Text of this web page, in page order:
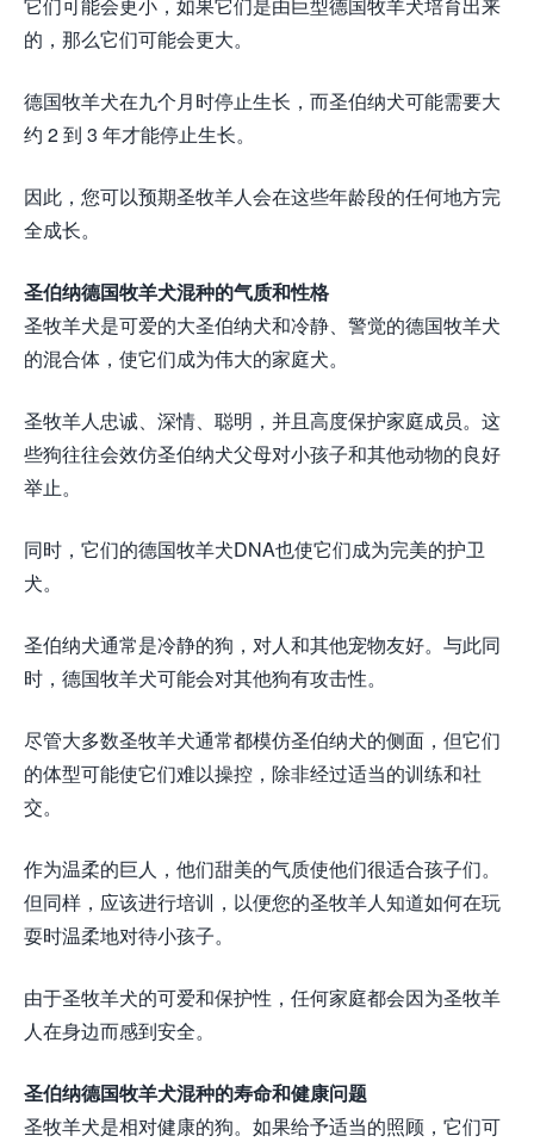
它们可能会更小，如果它们是由巨型德国牧羊犬培育出来
的，那么它们可能会更大。
德国牧羊犬在九个月时停止生长，而圣伯纳犬可能需要大
约 2 到 3 年才能停止生长。
因此，您可以预期圣牧羊人会在这些年龄段的任何地方完
全成长。
圣伯纳德国牧羊犬混种的气质和性格
圣牧羊犬是可爱的大圣伯纳犬和冷静、警觉的德国牧羊犬
的混合体，使它们成为伟大的家庭犬。
圣牧羊人忠诚、深情、聪明，并且高度保护家庭成员。这
些狗往往会效仿圣伯纳犬父母对小孩子和其他动物的良好
举止。
同时，它们的德国牧羊犬DNA也使它们成为完美的护卫
犬。
圣伯纳犬通常是冷静的狗，对人和其他宠物友好。与此同
时，德国牧羊犬可能会对其他狗有攻击性。
尽管大多数圣牧羊犬通常都模仿圣伯纳犬的侧面，但它们
的体型可能使它们难以操控，除非经过适当的训练和社
交。
作为温柔的巨人，他们甜美的气质使他们很适合孩子们。
但同样，应该进行培训，以便您的圣牧羊人知道如何在玩
耍时温柔地对待小孩子。
由于圣牧羊犬的可爱和保护性，任何家庭都会因为圣牧羊
人在身边而感到安全。
圣伯纳德国牧羊犬混种的寿命和健康问题
圣牧羊犬是相对健康的狗。如果给予适当的照顾，它们可